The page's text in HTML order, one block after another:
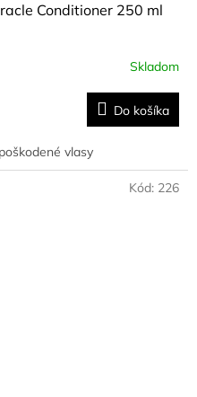
Conditioner 250 ml
Skladom
Do košíka
vlasy
Kód: 226